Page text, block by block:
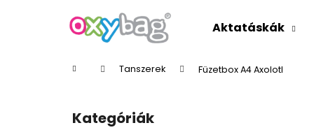
Aktatáskák
KezdőlapTanszerek Füzetbox A4 Axolotl
Kategóriák
Kategóriák
Vissza
Vissza